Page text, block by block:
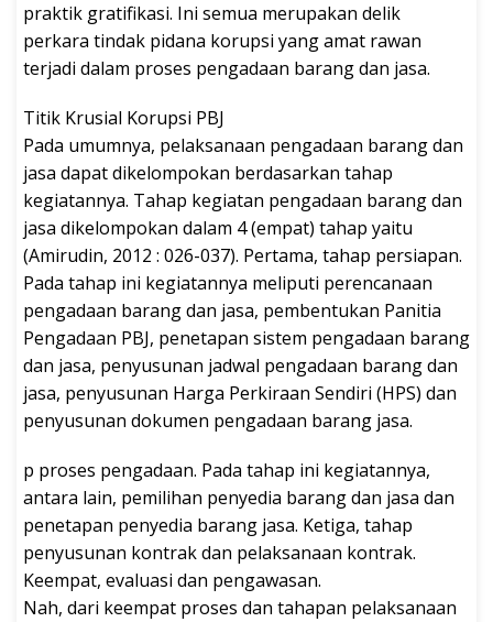
praktik gratifikasi. Ini semua merupakan delik
perkara tindak pidana korupsi yang amat rawan
terjadi dalam proses pengadaan barang dan jasa.
Titik Krusial Korupsi PBJ
Pada umumnya, pelaksanaan pengadaan barang dan
jasa dapat dikelompokan berdasarkan tahap
kegiatannya. Tahap kegiatan pengadaan barang dan
jasa dikelompokan dalam 4 (empat) tahap yaitu
(Amirudin, 2012 : 026-037). Pertama, tahap persiapan.
Pada tahap ini kegiatannya meliputi perencanaan
pengadaan barang dan jasa, pembentukan Panitia
Pengadaan PBJ, penetapan sistem pengadaan barang
dan jasa, penyusunan jadwal pengadaan barang dan
jasa, penyusunan Harga Perkiraan Sendiri (HPS) dan
penyusunan dokumen pengadaan barang jasa.
p proses pengadaan. Pada tahap ini kegiatannya,
antara lain, pemilihan penyedia barang dan jasa dan
penetapan penyedia barang jasa. Ketiga, tahap
penyusunan kontrak dan pelaksanaan kontrak.
Keempat, evaluasi dan pengawasan.
Nah, dari keempat proses dan tahapan pelaksanaan